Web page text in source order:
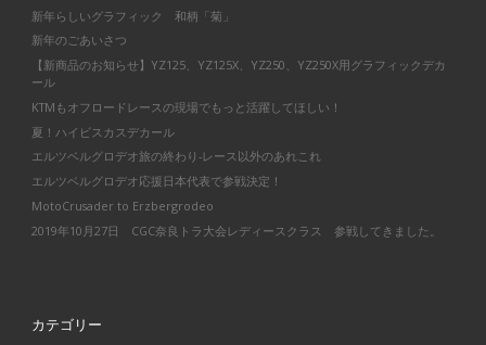
新年らしいグラフィック 和柄「菊」
新年のごあいさつ
【新商品のお知らせ】YZ125、YZ125X、YZ250、YZ250X用グラフィックデカ
ール
KTMもオフロードレースの現場でもっと活躍してほしい！
夏！ハイビスカスデカール
エルツベルグロデオ旅の終わり-レース以外のあれこれ
エルツベルグロデオ応援日本代表で参戦決定！
MotoCrusader to Erzbergrodeo
2019年10月27日 CGC奈良トラ大会レディースクラス 参戦してきました。
カテゴリー